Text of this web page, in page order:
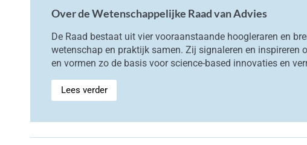
Over de Wetenschappelijke Raad van Advies
De Raad bestaat uit vier vooraanstaande hoogleraren en
wetenschap en praktijk samen. Zij signaleren en inspireren
en vormen zo de basis voor science-based innovaties en
Lees verder